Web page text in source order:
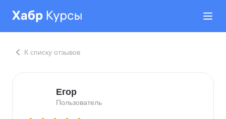
К списку отзывов
Егор
Пользователь